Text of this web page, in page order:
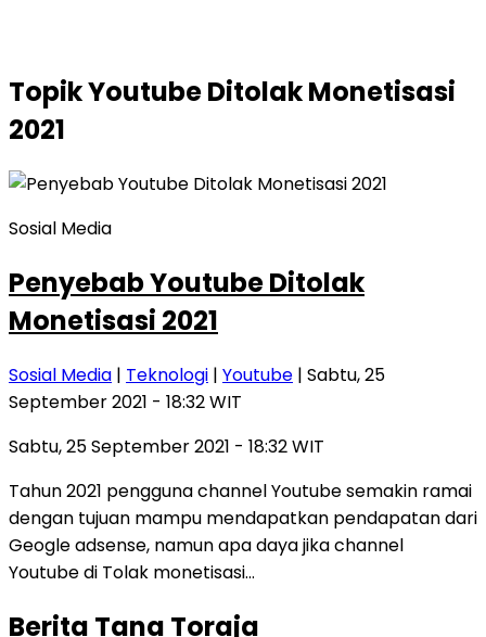
TopikYoutube Ditolak Monetisasi
2021
Sosial Media
Penyebab Youtube Ditolak
Monetisasi 2021
Sosial Media | Teknologi | Youtube | Sabtu, 25
September 2021 - 18:32 WIT
Sabtu, 25 September 2021 - 18:32 WIT
Tahun 2021 pengguna channel Youtube semakin ramai
dengan tujuan mampu mendapatkan pendapatan dari
Geogle adsense, namun apa daya jika channel
Youtube di Tolak monetisasi…
Berita Tana Toraja